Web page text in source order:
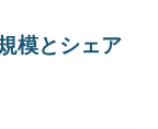
模とシェア